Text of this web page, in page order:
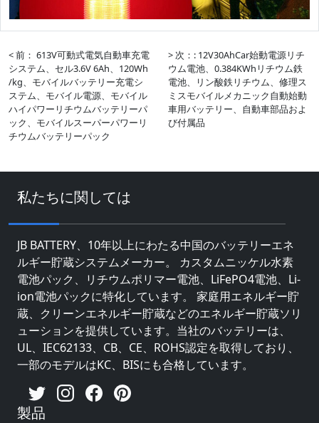
< 前： 613V可動式電気自動車充電
システム、セル3.6V 6Ah、120Wh
/kg、モバイルバッテリー充電シ
ステム、モバイル電源、モバイル
ハイパワーリチウムバッテリーパ
ック、モバイルスーパーパワーリ
チウムバッテリーパック
> 次：: 12V30AhCar始動電源リチ
ウム電池、0.384KWhリチウム鉄
電池、リン酸鉄リチウム、修理ス
ミスモバイルメカニック自動始動
車用バッテリー、自動車部品およ
び付属品
私たちに関しては
JB BATTERY、10年以上にわたる中国のバッテリーエネ
ルギー貯蔵システムメーカー。 カスタムニッケル水素
電池パック、リチウムポリマー電池、LiFePO4電池、Li-
ion電池パックに特化しています。 家庭用エネルギー貯
蔵、クリーンエネルギー貯蔵などのエネルギー貯蔵ソリ
ューションを提供しています。当社のバッテリーは、
UL、IEC62133、CB、CE、ROHS認定を取得しており、
一部のモデルはKC、BISにも合格しています。
製品